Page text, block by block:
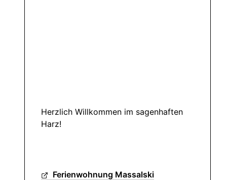
Herzlich Willkommen im sagenhaften
Harz!
Ferienwohnung Massalski